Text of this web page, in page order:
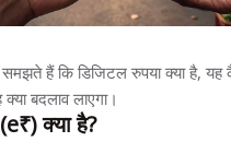
हैं कि डिजिटल रुपया क्या है, यह
बदलाव लाएगा।
क्या है?